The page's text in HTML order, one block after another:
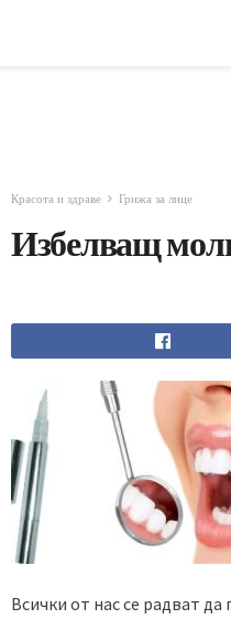
Красота и здраве Грижа за лице
Избелващ
Всички от нас се радват